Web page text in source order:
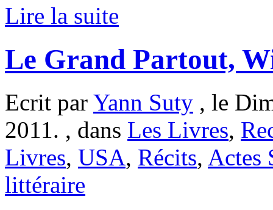
Lire la suite
Le Grand Partout,
Ecrit par Yann Suty , le
2011. , dans Les Livres,
Livres, USA, Récits, Actes
littéraire